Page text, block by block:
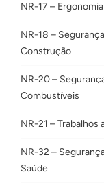
NR-17 – Ergonomia
NR-18 –
Construção
NR-20 –
Combustíveis
NR-21 – Trabalhos
NR-32 –
Saúde